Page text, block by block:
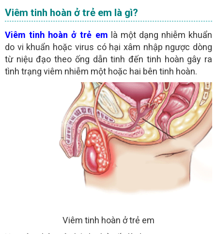
Viêm tinh hoàn ở trẻ em là gì?
Viêm tinh hoàn ở trẻ em là một dạng nhiễm khuẩn
do vi khuẩn hoặc virus có hại xâm nhập ngược dòng
từ niệu đạo theo ống dẫn tinh đến tinh hoàn gây ra
tình trạng viêm nhiễm một hoặc hai bên tinh hoàn.
Viêm tinh hoàn ở trẻ em
TƯ VẤN TRỰC TUYẾN ONLINE(miễn phí)